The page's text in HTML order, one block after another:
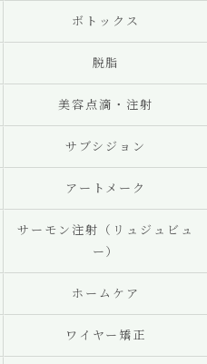
ボトックス
脱脂
美容点滴・注射
サブシジョン
アートメーク
サーモン注射（リュジュビュ
ー）
ホームケア
ワイヤー矯正